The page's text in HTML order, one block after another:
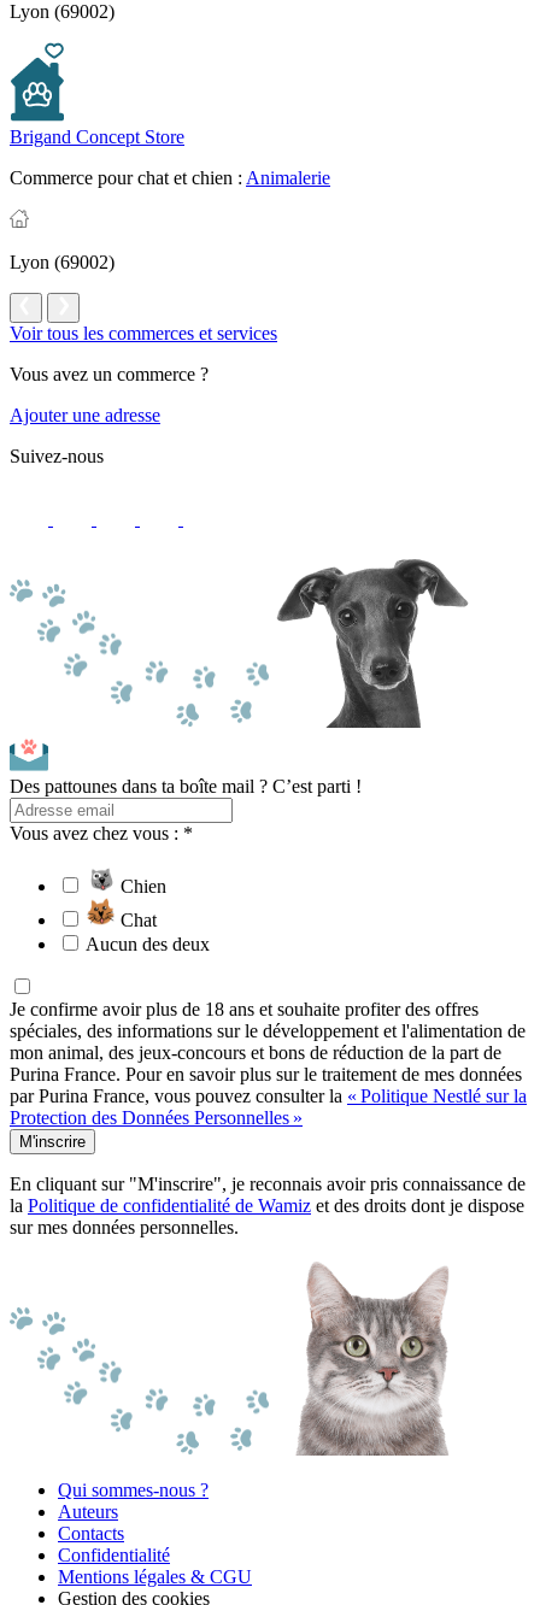
Lyon (69002)
Brigand Concept Store
Commerce pour chat et chien : Animalerie
Lyon (69002)
Voir tous les commerces et services
Vous avez un commerce ?
Ajouter une adresse
Suivez-nous
Des pattounes dans ta boîte mail ? C’est parti !
Vous avez chez vous : *
Chien
Chat
Aucun des deux
Je confirme avoir plus de 18 ans et souhaite profiter des offres
spéciales, des informations sur le développement et l'alimentation de
mon animal, des jeux-concours et bons de réduction de la part de
Purina France. Pour en savoir plus sur le traitement de mes données
par Purina France, vous pouvez consulter la « Politique Nestlé sur la
Protection des Données Personnelles »
M'inscrire
En cliquant sur "M'inscrire", je reconnais avoir pris connaissance de
la Politique de confidentialité de Wamiz et des droits dont je dispose
sur mes données personnelles.
Qui sommes-nous ?
Auteurs
Contacts
Confidentialité
Mentions légales & CGU
Gestion des cookies